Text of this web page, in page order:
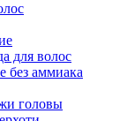
для волос
без аммиака
головы